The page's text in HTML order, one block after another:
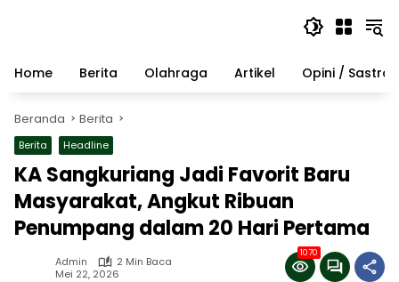
Home
Berita Olahraga Artikel Opini / Sastra
Beranda Berita
Berita Headline
KA Sangkuriang Jadi Favorit Baru
Masyarakat, Angkut Ribuan
Penumpang dalam 20 Hari Pertama
Admin
2 Min Baca
Mei 22, 2026
1070